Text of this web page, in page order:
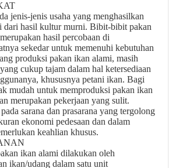
jenis-jenis usaha yang menghasilkan
dari hasil kultur murni. Bibit-bibit pakan
hasil percobaan di
sekedar untuk memenuhi kebutuhan
produksi pakan ikan alami, masih
cukup tajam dalam hal ketersediaan
khususnya petani ikan. Bagi
mudah untuk memproduksi pakan ikan
merupakan pekerjaan yang sulit.
sarana dan prasarana yang tergolong
ekonomi pedesaan dan dalam
keahlian khusus.
ikan alami dilakukan oleh
ikan/udang dalam satu unit